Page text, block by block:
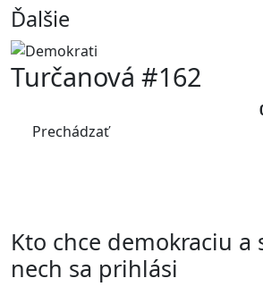
Ďalšie
Prechádzať
Turčanová #162
Kto chce demokraciu a
nech sa prihlási